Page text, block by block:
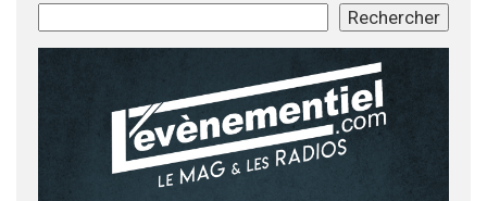
Rechercher